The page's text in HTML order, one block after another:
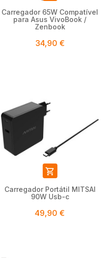
Carregador 65W Compatível
para Asus VivoBook /
Zenbook
34,90 €

Carregador Portátil MITSAI
90W Usb-c
49,90 €